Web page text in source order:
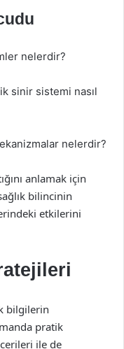
nelerdir?
sinir sistemi nasıl
nelerdir?
anlamak için
bilincinin
etkilerini
bilgilerin
pratik
ile de